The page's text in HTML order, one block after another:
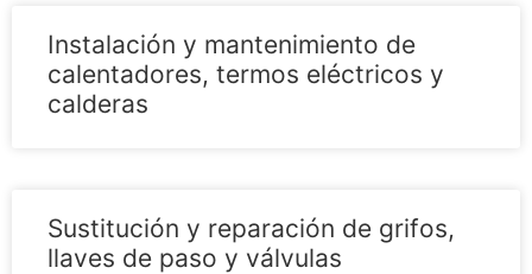
Instalación y mantenimiento de
calentadores, termos eléctricos y
calderas
Sustitución y reparación de grifos,
llaves de paso y válvulas